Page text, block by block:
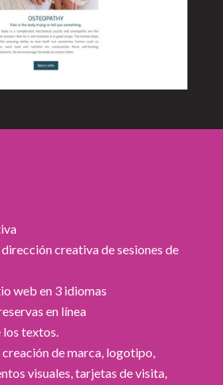
creativa de sesiones de
web en 3 idiomas
en línea
textos.
de marca, logotipo,
visuales, tarjetas de visita,